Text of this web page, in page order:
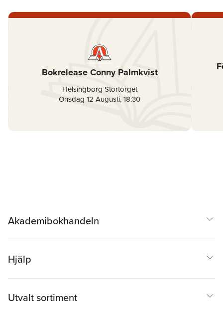
Bokrelease Conny Palmkvist
Helsingborg Stortorget
Onsdag 12 Augusti,18:30
Akademibokhandeln
Hjälp
Utvalt sortiment